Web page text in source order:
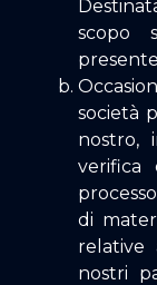
scopo
società
nostro,
verifica
di
nostri